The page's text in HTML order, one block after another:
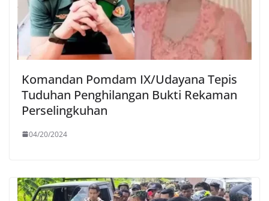
Komandan Pomdam IX/Udayana Tepis
Tuduhan Penghilangan Bukti Rekaman
Perselingkuhan
04/20/2024